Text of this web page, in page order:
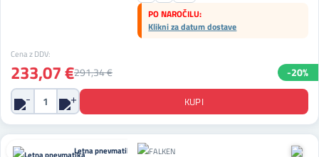
PO NAROČILU:
Klikni za datum dostave
Cena z DDV:
233,07 €291,34 € -20%
Letna pnevmatika